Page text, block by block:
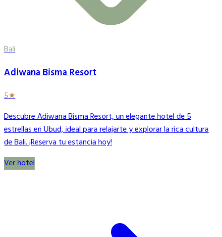
Bali
Adiwana Bisma Resort
5★
Descubre Adiwana Bisma Resort, un elegante hotel de 5
estrellas en Ubud, ideal para relajarte y explorar la rica cultura
de Bali. ¡Reserva tu estancia hoy!
Ver hotel